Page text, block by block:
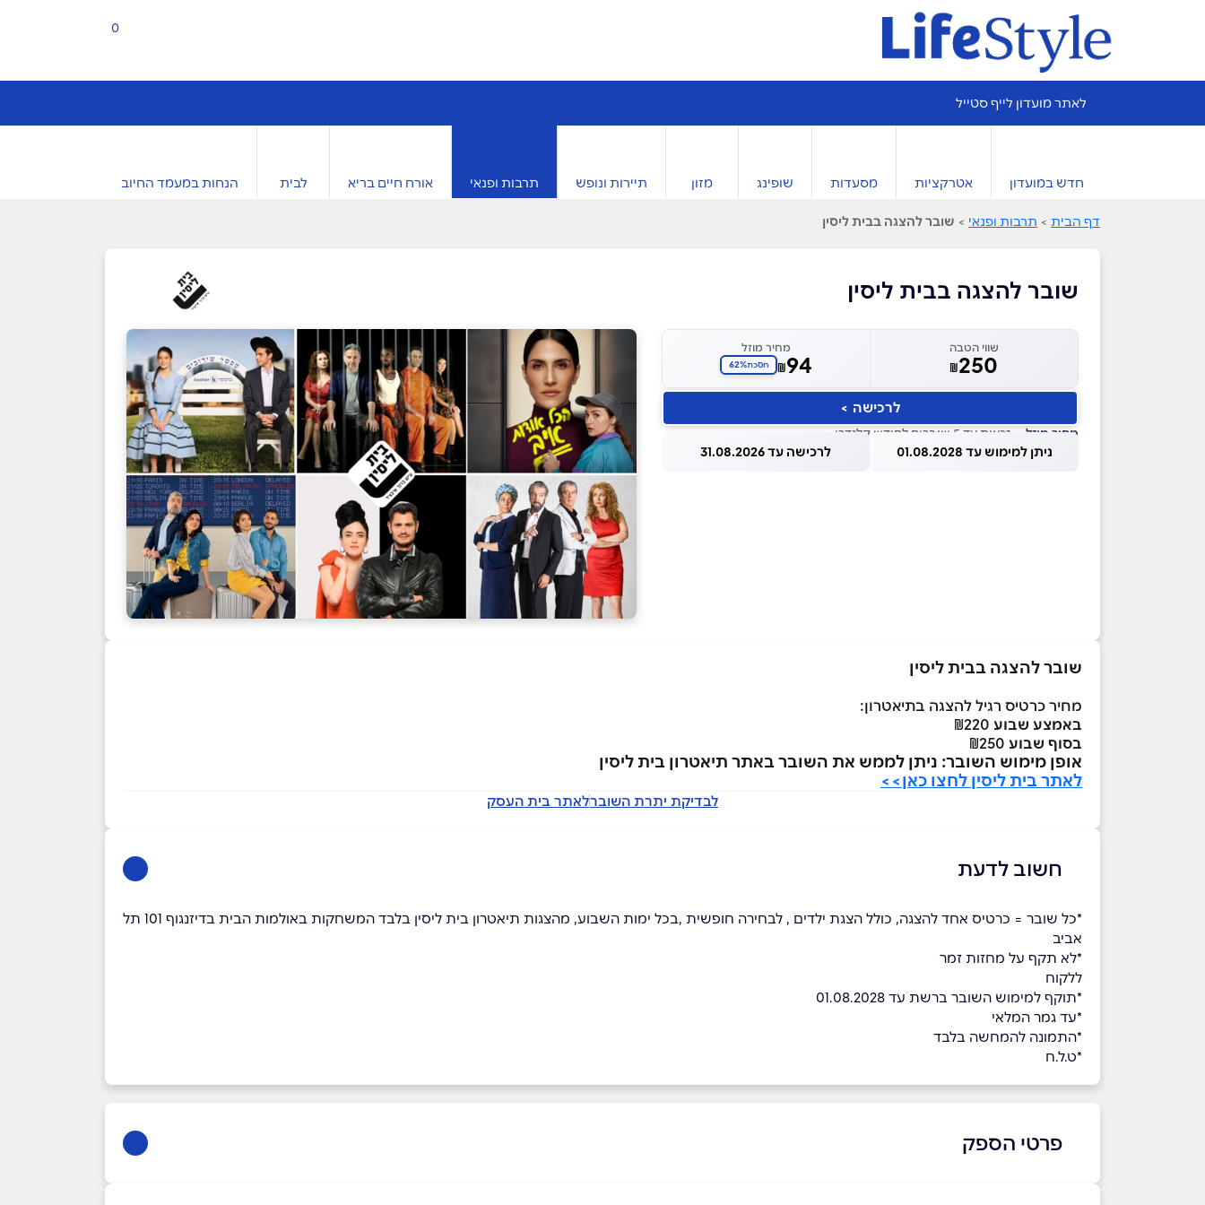
0
לאתר מועדון לייף סטייל
חדש במועדון אטרקציות מסעדות שופינג מזון תיירות ונופש תרבות ופנאי אורח חיים בריא לבית הנחות במעמד החיוב
דף הבית > תרבות ופנאי > שובר להצגה בבית ליסין
שובר להצגה בבית ליסין
שווי הטבה
₪250
מחיר מוזל
₪94 חסכת62%
לרכישה >
מחיר מוזל — זכאות עד 5 שוברים לחודש קלנדרי
ניתן למימוש עד 01.08.2028 לרכישה עד 31.08.2026
שובר להצגה בבית ליסין
מחיר כרטיס רגיל להצגה בתיאטרון:
באמצע שבוע
בסוף שבוע
אופן מימוש השובר: ניתן לממש את השובר באתר תיאטרון בית ליסין
לאתר בית ליסין לחצו כאן>>
לבדיקת יתרת השוברלאתר בית העסק
חשוב לדעת
*כל שובר = כרטיס אחד להצגה, כולל הצגת ילדים , לבחירה חופשית ,בכל ימות השבוע, מהצגות תיאטרון בית ליסין בלבד המשחקות באולמות הבית בדיזנגוף 101 תל
אביב
*לא תקף על מחזות זמר
ללקוח
*תוקף למימוש השובר ברשת עד 01.08.2028
*עד גמר המלאי
*התמונה להמחשה בלבד
*ט.ל.ח
פרטי הספק